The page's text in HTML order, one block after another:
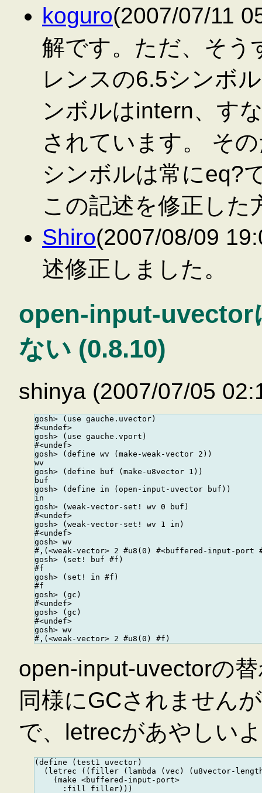
koguro(2007/07/11
解です。ただ、そう
レンスの6.5シンボ
ンボルはintern、す
されています。 そ
シンボルは常にeq?
この記述を修正した
Shiro(2007/08/09
述修正しました。
open-input-uvector
ない (0.8.10)
shinya (2007/07/05
gosh> (use gauche.uvector)
#<undef>
gosh> (use gauche.vport)
#<undef>
gosh> (define wv (make-weak-vector 2))
wv
gosh> (define buf (make-u8vector 1))
buf
gosh> (define in (open-input-uvector buf))
in
gosh> (weak-vector-set! wv 0 buf)
#<undef>
gosh> (weak-vector-set! wv 1 in)
#<undef>
gosh> wv
#,(<weak-vector> 2 #u8(0) #<buffered-input-port
gosh> (set! buf #f)
#f
gosh> (set! in #f)
#f
gosh> (gc)
#<undef>
gosh> (gc)
#<undef>
gosh> wv
open-input-uvectorの
同様にGCされません
で、letrecがあやしい
(define (test1 uvector)
(letrec ((filler (lambda (vec) (u8vector-
    (make <buffered-input-port>
      :fill filler)))